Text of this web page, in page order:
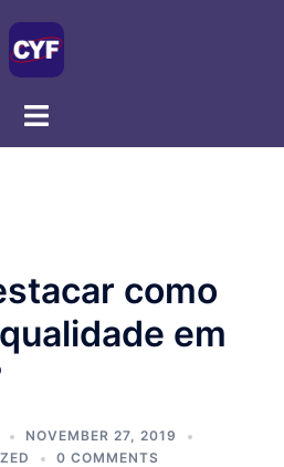
como
em
NOVEMBER 27, 2019
0 COMMENTS